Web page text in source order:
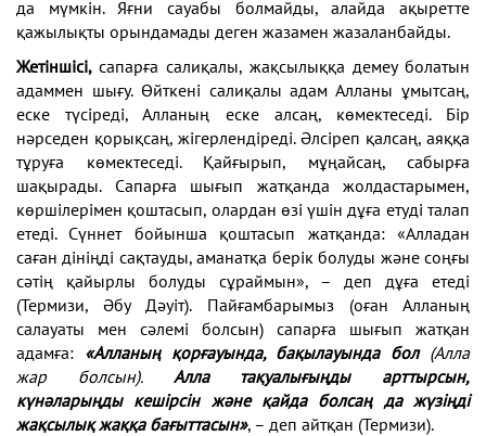
да мүмкін. Яғни сауабы болмайды, алайда ақыретте
қажылықты орындамады деген жазамен жазаланбайды.
Жетіншісі, сапарға салиқалы, жақсылыққа демеу болатын
адаммен шығу. Өйткені салиқалы адам Алланы ұмытсаң,
еске түсіреді, Алланың еске алсаң, көмектеседі. Бір
нәрседен қорықсаң, жігерлендіреді. Әлсіреп қалсаң, аяққа
тұруға көмектеседі. Қайғырып, мұңайсаң, сабырға
шақырады. Сапарға шығып жатқанда жолдастарымен,
көршілерімен қоштасып, олардан өзі үшін дұға етуді талап
етеді. Сүннет бойынша қоштасып жатқанда: «Алладан
саған дініңді сақтауды, аманатқа берік болуды және соңғы
сәтің қайырлы болуды сұраймын», – деп дұға етеді
(Термизи, Әбу Дәуіт). Пайғамбарымыз (оған Алланың
салауаты мен сәлемі болсын) сапарға шығып жатқан
адамға: «Алланың қорғауында, бақылауында бол (Алла
жар болсын). Алла тақуалығыңды арттырсын,
күнәларыңды кешірсін және қайда болсаң да жүзіңді
жақсылық жаққа бағыттасын», – деп айтқан (Термизи).